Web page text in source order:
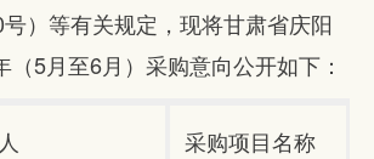
号）等有关规定，现将甘肃省庆阳
（5月至6月）采购意向公开如下：
采购项目名称